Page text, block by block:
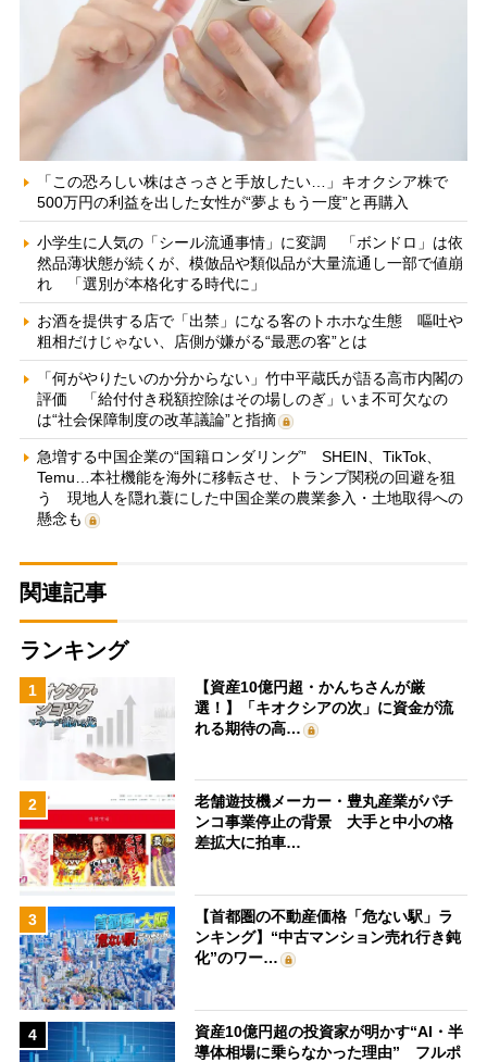
「この恐ろしい株はさっさと手放したい…」キオクシア株で
500万円の利益を出した女性が“夢よもう一度”と再購入
小学生に人気の「シール流通事情」に変調 「ボンドロ」は依
然品薄状態が続くが、模倣品や類似品が大量流通し一部で値崩
れ 「選別が本格化する時代に」
お酒を提供する店で「出禁」になる客のトホホな生態 嘔吐や
粗相だけじゃない、店側が嫌がる“最悪の客”とは
「何がやりたいのか分からない」竹中平蔵氏が語る高市内閣の
評価 「給付付き税額控除はその場しのぎ」いま不可欠なの
は“社会保障制度の改革議論”と指摘
急増する中国企業の“国籍ロンダリング” SHEIN、TikTok、
Temu…本社機能を海外に移転させ、トランプ関税の回避を狙
う 現地人を隠れ蓑にした中国企業の農業参入・土地取得への
懸念も
関連記事
ランキング
1
【資産10億円超・かんちさんが厳
選！】「キオクシアの次」に資金が流
れる期待の高…
2
老舗遊技機メーカー・豊丸産業がパチ
ンコ事業停止の背景 大手と中小の格
差拡大に拍車…
3
【首都圏の不動産価格「危ない駅」ラ
ンキング】“中古マンション売れ行き鈍
化”のワー…
4
資産10億円超の投資家が明かす“AI・半
導体相場に乗らなかった理由” フルポ